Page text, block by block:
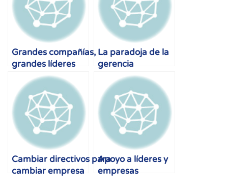
Grandes compañías,
grandes líderes
La paradoja de la
gerencia
Cambiar directivos para
cambiar empresa
Apoyo a líderes y
empresas